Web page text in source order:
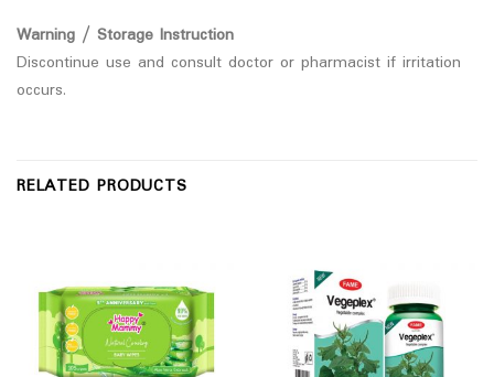
Warning / Storage Instruction
Discontinue use and consult doctor or pharmacist if irritation
occurs.
RELATED PRODUCTS